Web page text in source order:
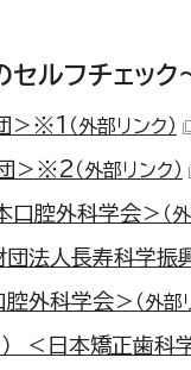
ルフチェック
＞※1 （外部リンク）
＞※2 （外部リンク）
口腔外科学会＞ （
団法人長寿科学振
腔外科学会＞ （外部
） ＜日本矯正歯